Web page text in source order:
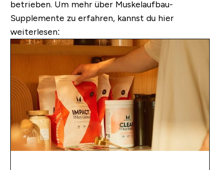
betrieben. Um mehr über Muskelaufbau-
Supplemente zu erfahren, kannst du hier
weiterlesen: